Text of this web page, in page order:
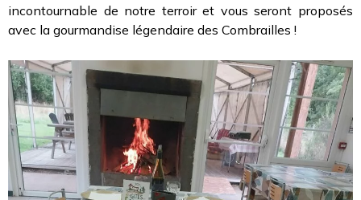
incontournable de notre terroir et vous seront proposés
avec la gourmandise légendaire des Combrailles !